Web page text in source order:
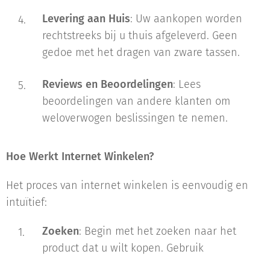
Levering aan Huis: Uw aankopen worden
rechtstreeks bij u thuis afgeleverd. Geen
gedoe met het dragen van zware tassen.
Reviews en Beoordelingen: Lees
beoordelingen van andere klanten om
weloverwogen beslissingen te nemen.
Hoe Werkt Internet Winkelen?
Het proces van internet winkelen is eenvoudig en
intuïtief:
Zoeken: Begin met het zoeken naar het
product dat u wilt kopen. Gebruik